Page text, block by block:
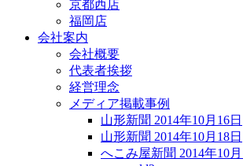
京都西店
福岡店
会社案内
会社概要
代表者挨拶
経営理念
メディア掲載事例
山形新聞 2014年10月16日
山形新聞 2014年10月18日
へこみ屋新聞 2014年10月